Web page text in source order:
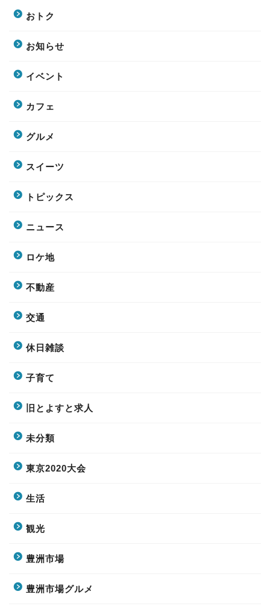
おトク
お知らせ
イベント
カフェ
グルメ
スイーツ
トピックス
ニュース
ロケ地
不動産
交通
休日雑談
子育て
旧とよすと求人
未分類
東京2020大会
生活
観光
豊洲市場
豊洲市場グルメ